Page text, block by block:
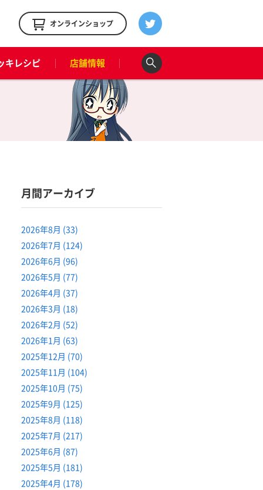
オンラインショップ
キレシピ 店舗情報
月間アーカイブ
2026年8月 (33)
2026年7月 (124)
2026年6月 (96)
2026年5月 (77)
2026年4月 (37)
2026年3月 (18)
2026年2月 (52)
2026年1月 (63)
2025年12月 (70)
2025年11月 (104)
2025年10月 (75)
2025年9月 (125)
2025年8月 (118)
2025年7月 (217)
2025年6月 (87)
2025年5月 (181)
2025年4月 (178)